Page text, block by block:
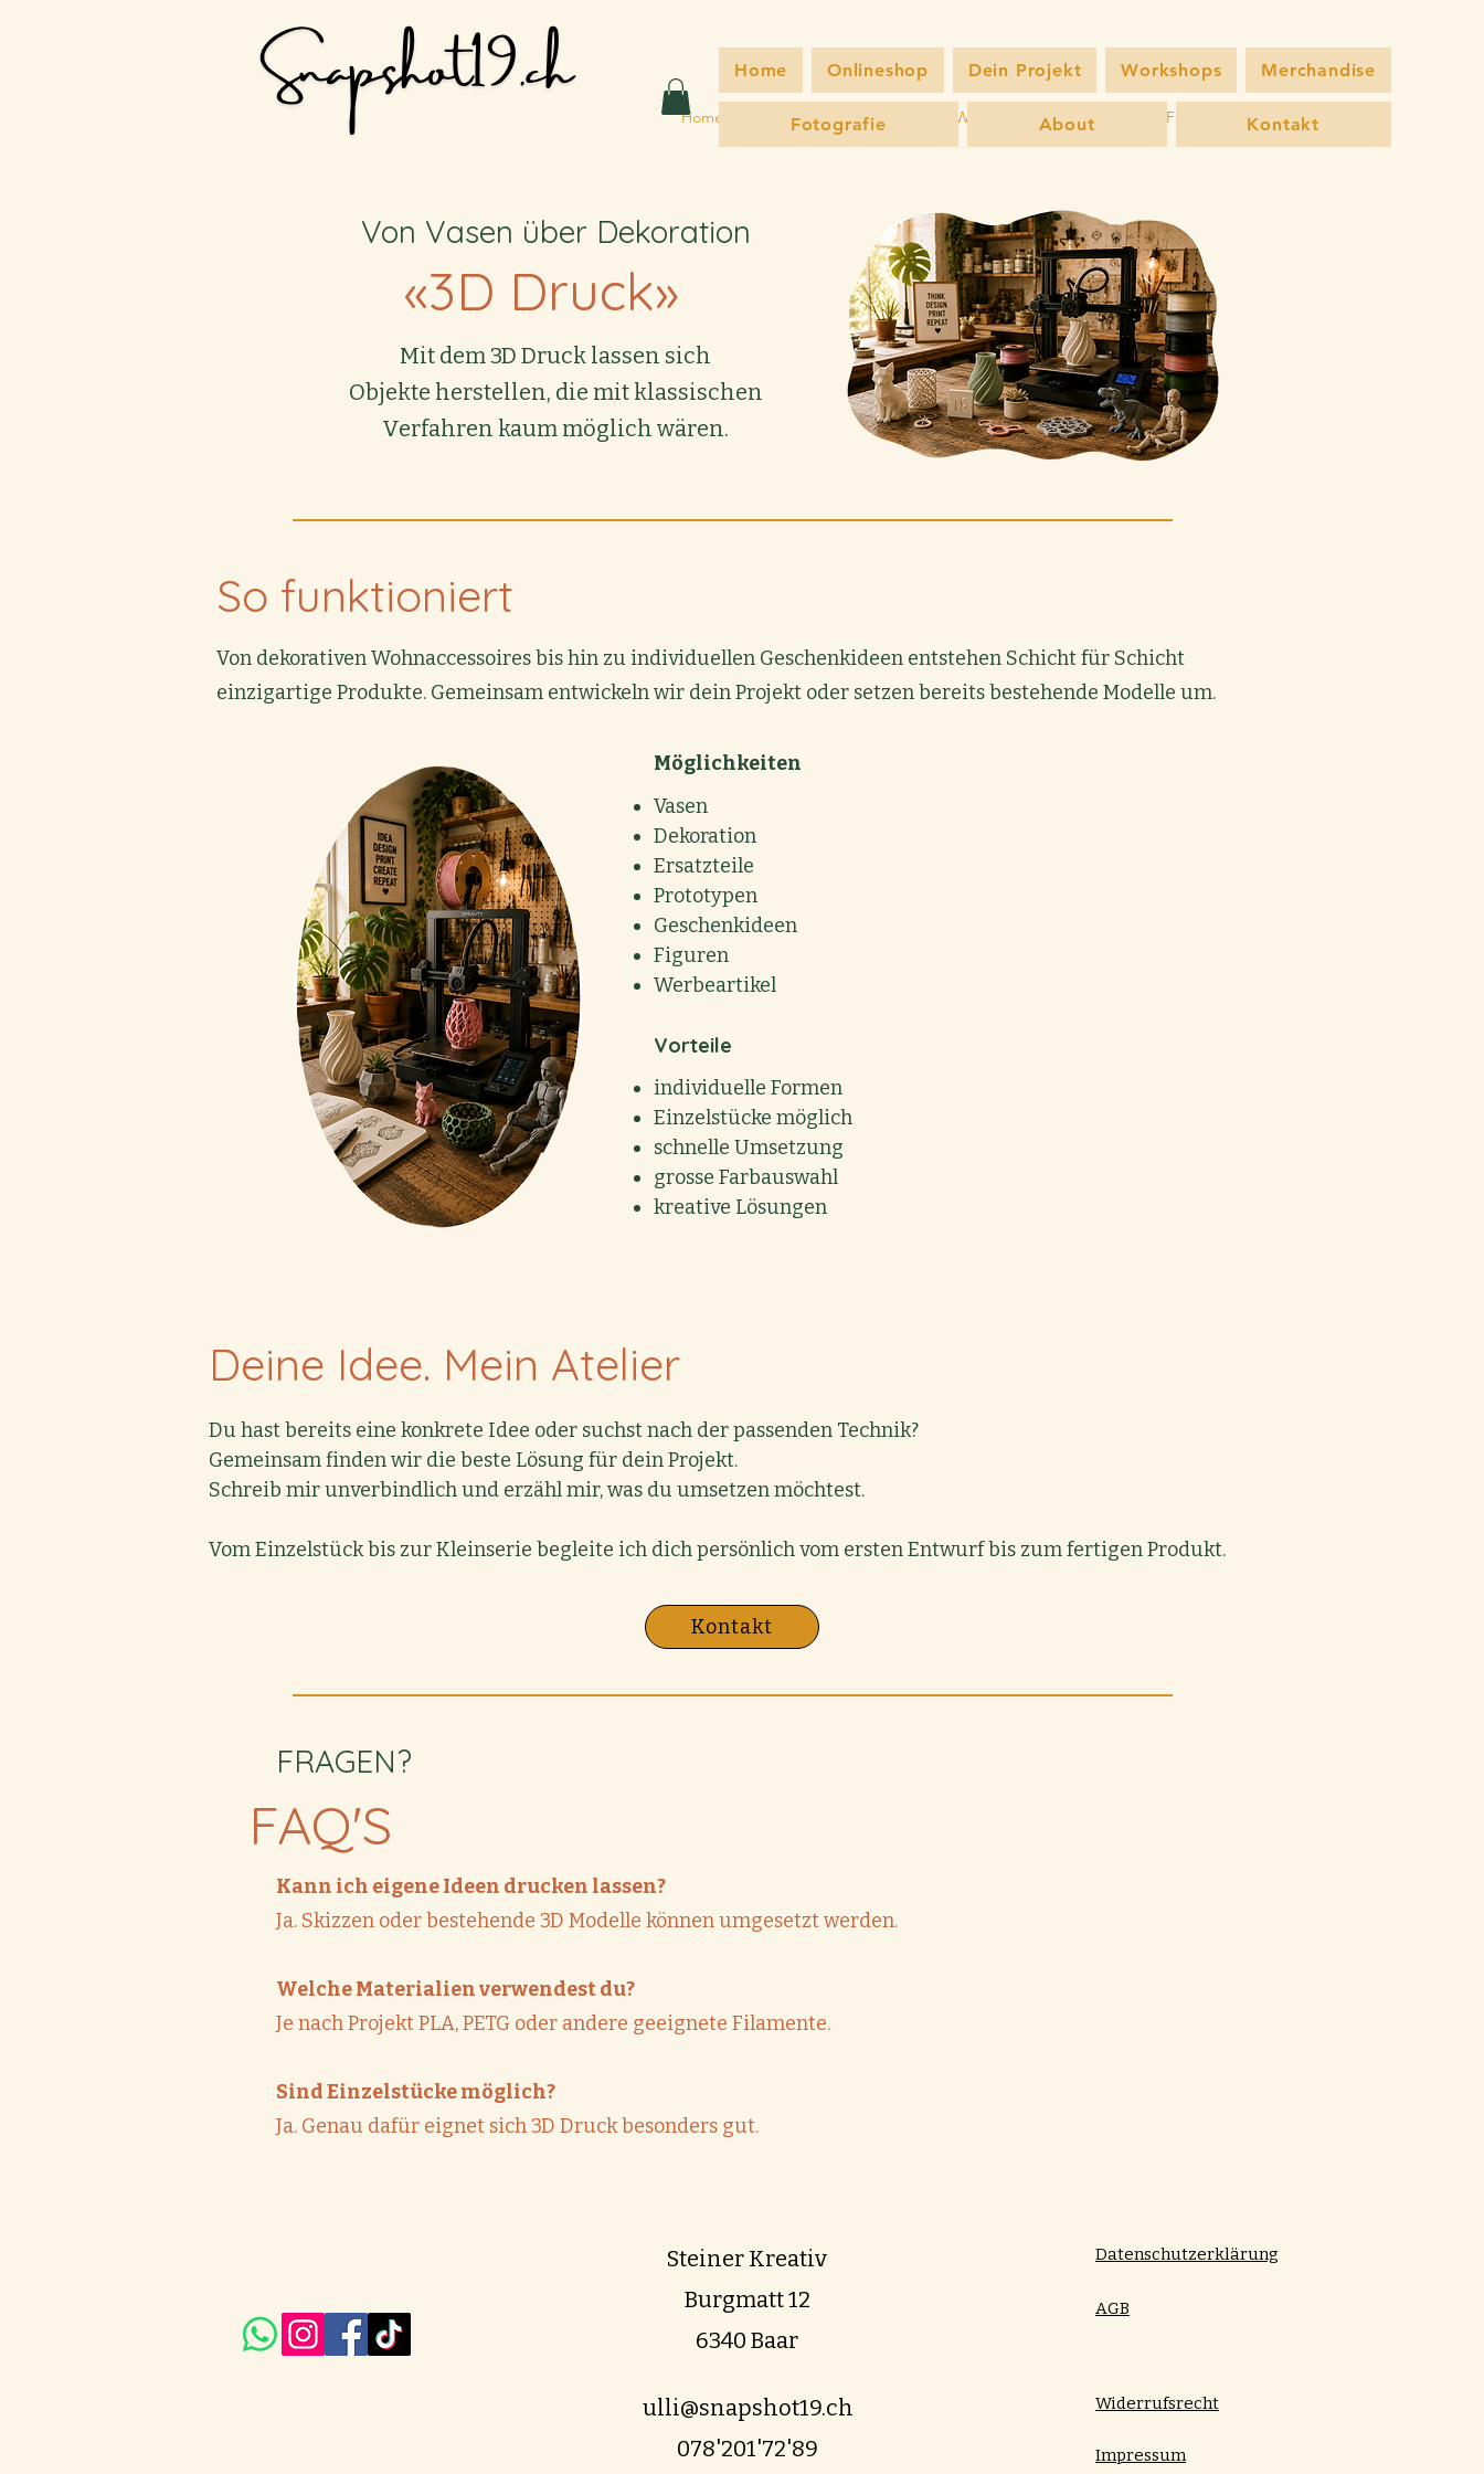
Home Onlineshop Dein Projekt Workshops Merchandise
Fotografie About Kontakt
Von Vasen über Dekoration
«3D Druck»
Mit dem 3D Druck lassen sich
Objekte herstellen, die mit klassischen
Verfahren kaum möglich wären.
So funktioniert
Von dekorativen Wohnaccessoires bis hin zu individuellen Geschenkideen entstehen Schicht für Schicht
einzigartige Produkte. Gemeinsam entwickeln wir dein Projekt oder setzen bereits bestehende Modelle um.
Möglichkeiten
Vasen
Dekoration
Ersatzteile
Prototypen
Geschenkideen
Figuren
Werbeartikel
Vorteile
individuelle Formen
Einzelstücke möglich
schnelle Umsetzung
grosse Farbauswahl
kreative Lösungen
Deine Idee. Mein Atelier
Du hast bereits eine konkrete Idee oder suchst nach der passenden Technik?
Gemeinsam finden wir die beste Lösung für dein Projekt.
Schreib mir unverbindlich und erzähl mir, was du umsetzen möchtest.
Vom Einzelstück bis zur Kleinserie begleite ich dich persönlich vom ersten Entwurf bis zum fertigen Produkt.
Kontakt
FRAGEN?
FAQ'S
Kann ich eigene Ideen drucken lassen?
Ja. Skizzen oder bestehende 3D Modelle können umgesetzt werden.
Welche Materialien verwendest du?
Je nach Projekt PLA, PETG oder andere geeignete Filamente.
Sind Einzelstücke möglich?
Ja. Genau dafür eignet sich 3D Druck besonders gut.
Home Onlineshop Dein Projekt Workshops Merchandise Fotografie About
Steiner Kreativ
Burgmatt 12
6340 Baar
ulli@snapshot19.ch
078'201'72'89
Datenschutzerklärung
AGB
Widerrufsrecht
Impressum